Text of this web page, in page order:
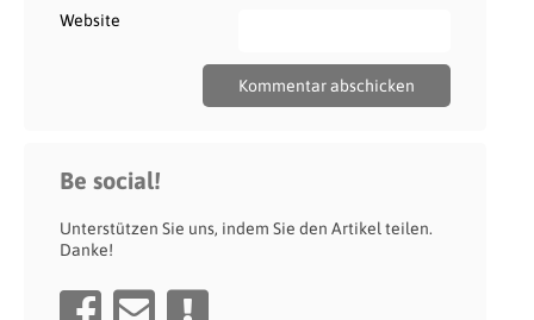
Website
Be social!
Unterstützen Sie uns, indem Sie den Artikel teilen.
Danke!